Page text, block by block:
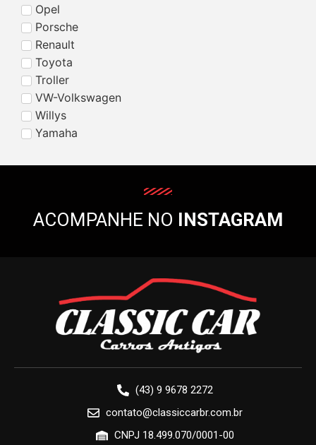
Opel
Porsche
Renault
Toyota
Troller
VW-Volkswagen
Willys
Yamaha
ACOMPANHE NO INSTAGRAM
(43) 9 9678 2272
contato@classiccarbr.com.br
CNPJ 18.499.070/0001-00